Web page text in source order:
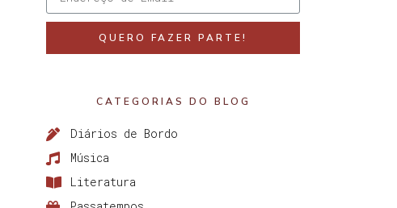
QUERO FAZER PARTE!
CATEGORIAS DO BLOG
Diários de Bordo
Música
Literatura